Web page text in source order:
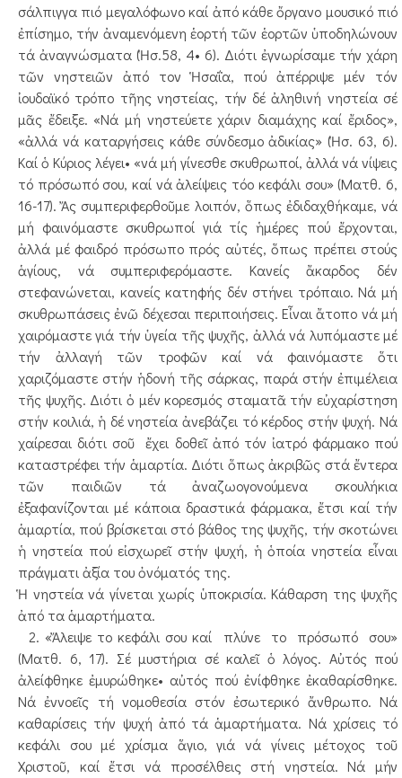
σάλπιγγα πιό μεγαλόφωνο καί ἀπό κάθε ὄργανο μουσικό πιό
ἐπίσημο, τήν ἀναμενόμενη ἑορτή τῶν ἑορτῶν ὑποδηλώνουν
τά ἀναγνώσματα (Ἡσ.58, 4• 6). Διότι ἐγνωρίσαμε τήν χάρη
τῶν νηστειῶν ἀπό τον Ἡσαΐα, πού ἀπέρριψε μέν τόν
ἰουδαϊκό τρόπο τῆης νηστείας, τήν δέ ἀληθινή νηστεία σέ
μᾶς ἔδειξε. «Νά μή νηστεύετε χάριν διαμάχης καί ἔριδος»,
«ἀλλά νά καταργήσεις κάθε σύνδεσμο ἀδικίας» (Ἡσ. 63, 6).
Καί ὁ Κύριος λέγει• «νά μή γίνεσθε σκυθρωποί, ἀλλά νά νίψεις
τό πρόσωπό σου, καί νά ἀλείψεις τόο κεφάλι σου» (Ματθ. 6,
16-17). Ἄς συμπεριφερθοῦμε λοιπόν, ὅπως ἐδιδαχθήκαμε, νά
μή φαινόμαστε σκυθρωποί γιά τίς ἡμέρες πού ἔρχονται,
ἀλλά μέ φαιδρό πρόσωπο πρός αὐτές, ὅπως πρέπει στούς
ἁγίους, νά συμπεριφερόμαστε. Κανείς ἄκαρδος δέν
στεφανώνεται, κανείς κατηφής δέν στήνει τρόπαιο. Νά μή
σκυθρωπάσεις ἐνῶ δέχεσαι περιποιήσεις. Εἶναι ἄτοπο νά μή
χαιρόμαστε γιά τήν ὑγεία τῆς ψυχῆς, ἀλλά νά λυπόμαστε μέ
τήν ἀλλαγή τῶν τροφῶν καί νά φαινόμαστε ὅτι
χαριζόμαστε στήν ἡδονή τῆς σάρκας, παρά στήν ἐπιμέλεια
τῆς ψυχῆς. Διότι ὁ μέν κορεσμός σταματᾶ τήν εὐχαρίστηση
στήν κοιλιά, ἡ δέ νηστεία ἀνεβάζει τό κέρδος στήν ψυχή. Νά
χαίρεσαι διότι σοῦ ἔχει δοθεῖ ἀπό τόν ἰατρό φάρμακο πού
καταστρέφει τήν ἁμαρτία. Διότι ὅπως ἀκριβῶς στά ἔντερα
τῶν παιδιῶν τά ἀναζωογονούμενα σκουλήκια
ἐξαφανίζονται μέ κάποια δραστικά φάρμακα, ἔτσι καί τήν
ἁμαρτία, πού βρίσκεται στό βάθος της ψυχῆς, τήν σκοτώνει
ἡ νηστεία πού εἰσχωρεῖ στήν ψυχή, ἡ ὁποία νηστεία εἶναι
πράγματι ἀξία του ὀνόματός της.
Ἡ νηστεία νά γίνεται χωρίς ὑποκρισία. Κάθαρση της ψυχῆς
ἀπό τα ἁμαρτήματα.
2. «Ἄλειψε το κεφάλι σου καί πλύνε το πρόσωπό σου»
(Ματθ. 6, 17). Σέ μυστήρια σέ καλεῖ ὁ λόγος. Αὐτός πού
ἀλείφθηκε ἐμυρώθηκε• αὐτός πού ἐνίφθηκε ἐκαθαρίσθηκε.
Νά ἐννοεῖς τή νομοθεσία στόν ἐσωτερικό ἄνθρωπο. Νά
καθαρίσεις τήν ψυχή ἀπό τά ἁμαρτήματα. Νά χρίσεις τό
κεφάλι σου μέ χρίσμα ἅγιο, γιά νά γίνεις μέτοχος τοῦ
Χριστοῦ, καί ἔτσι νά προσέλθεις στή νηστεία. Νά μήν